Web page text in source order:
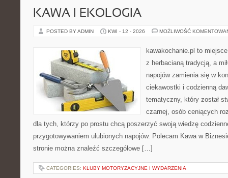
KAWA I EKOLOGIA
POSTED BY ADMIN KWI - 12 - 2026 MOŻLIWOŚĆ
kawakochanie.pl to
z herbacianą tradycją, a
napojów zamienia się w
ciekawostki i codzienną
tematyczny, który został
czarnej, osób ceniących
dla tych, którzy po prostu chcą poszerzyć swoją wiedzę
przygotowywaniem ulubionych napojów. Polecam Kawa w
stronie można znaleźć szczegółowe […]
CATEGORIES: KLUBY MOTORYZACYJNE I WYDARZENIA